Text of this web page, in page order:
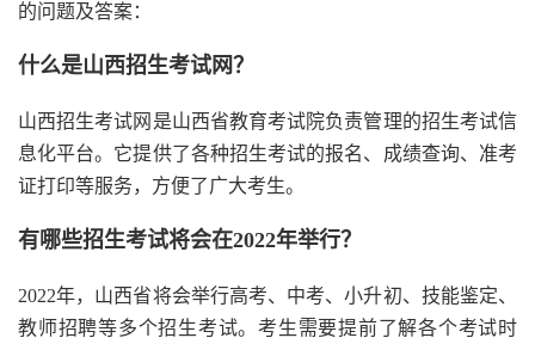
的问题及答案：
什么是山西招生考试网？
山西招生考试网是山西省教育考试院负责管理的招生考试信
息化平台。它提供了各种招生考试的报名、成绩查询、准考
证打印等服务，方便了广大考生。
有哪些招生考试将会在2022年举行？
2022年，山西省将会举行高考、中考、小升初、技能鉴定、
教师招聘等多个招生考试。考生需要提前了解各个考试时